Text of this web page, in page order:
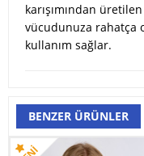
karışımından
vücudunuza rahatça
kullanım sağlar.
BENZER ÜRÜNLER